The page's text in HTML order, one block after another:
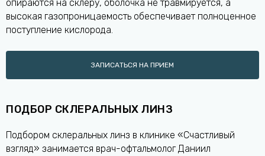
опираются на склеру, оболочка не травмируется, а
высокая газопроницаемость обеспечивает полноценное
поступление кислорода.
ЗАПИСАТЬСЯ НА ПРИЕМ
ПОДБОР СКЛЕРАЛЬНЫХ ЛИНЗ
Подбором склеральных линз в клинике «Счастливый
взгляд» занимается врач-офтальмолог Даниил